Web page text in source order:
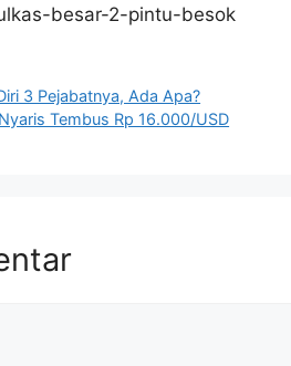
besar-2-pintu-besok
3 Pejabatnya, Ada Apa?
Tembus Rp 16.000/USD